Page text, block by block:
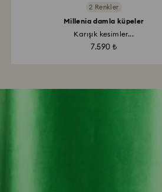
2 Renkler
Millenia damla küpeler
Karışık kesimler...
7.590 ₺